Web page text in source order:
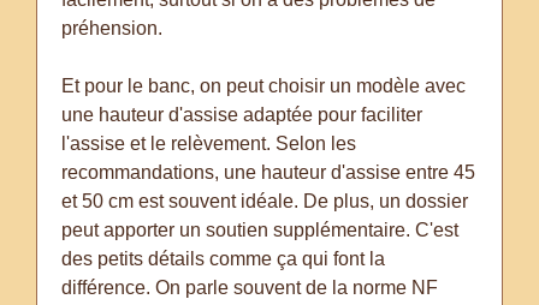
préhension.
Et pour le banc, on peut choisir un modèle avec
une hauteur d'assise adaptée pour faciliter
l'assise et le relèvement. Selon les
recommandations, une hauteur d'assise entre 45
et 50 cm est souvent idéale. De plus, un dossier
peut apporter un soutien supplémentaire. C'est
des petits détails comme ça qui font la
différence. On parle souvent de la norme NF